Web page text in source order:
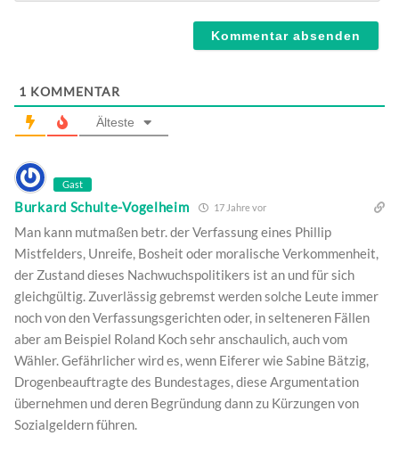
1 KOMMENTAR
Älteste
Gast
Burkard Schulte-Vogelheim 17 Jahre vor
Man kann mutmaßen betr. der Verfassung eines Phillip
Mistfelders, Unreife, Bosheit oder moralische Verkommenheit,
der Zustand dieses Nachwuchspolitikers ist an und für sich
gleichgültig. Zuverlässig gebremst werden solche Leute immer
noch von den Verfassungsgerichten oder, in selteneren Fällen
aber am Beispiel Roland Koch sehr anschaulich, auch vom
Wähler. Gefährlicher wird es, wenn Eiferer wie Sabine Bätzig,
Drogenbeauftragte des Bundestages, diese Argumentation
übernehmen und deren Begründung dann zu Kürzungen von
Sozialgeldern führen.